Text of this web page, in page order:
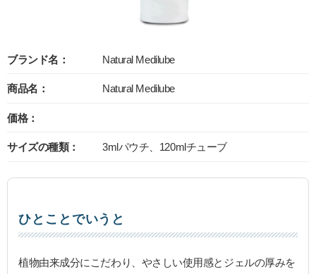
ブランド名： Natural Medilube
商品名： Natural Medilube
価格：
サイズの種類： 3mlパウチ、120mlチューブ
ひとことでいうと
植物由来成分にこだわり、やさしい使用感とジェルの厚みを